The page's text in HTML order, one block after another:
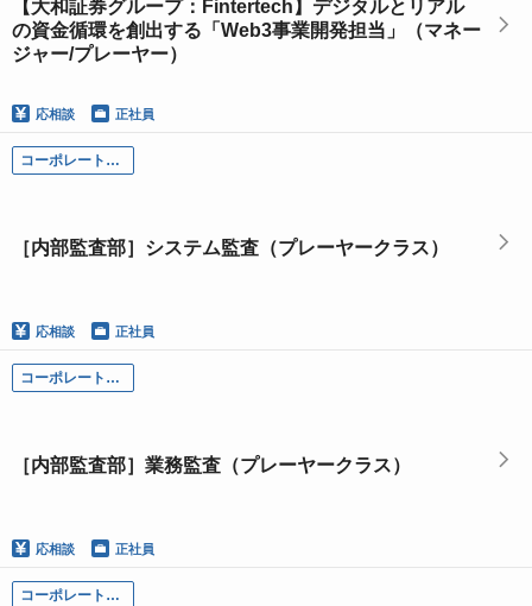
【大和証券グループ：Fintertech】デジタルとリアル
の資金循環を創出する「Web3事業開発担当」（マネー
ジャー/プレーヤー）
応相談 正社員
コーポレート部門
［内部監査部］システム監査（プレーヤークラス）
応相談 正社員
コーポレート部門
［内部監査部］業務監査（プレーヤークラス）
応相談 正社員
コーポレート部門